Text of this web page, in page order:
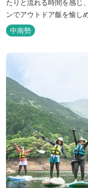
たりと流れる時間を感じ
ンでアウトドア飯を愉し
分。絶景に囲まれた水上
中南勢